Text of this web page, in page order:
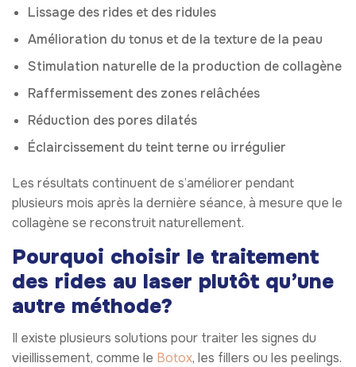
Lissage des rides et des ridules
Amélioration du tonus et de la texture de la peau
Stimulation naturelle de la production de collagène
Raffermissement des zones relâchées
Réduction des pores dilatés
Éclaircissement du teint terne ou irrégulier
Les résultats continuent de s’améliorer pendant
plusieurs mois après la dernière séance, à mesure que le
collagène se reconstruit naturellement.
Pourquoi choisir le traitement
des rides au laser plutôt qu’une
autre méthode?
Il existe plusieurs solutions pour traiter les signes du
vieillissement, comme le Botox, les fillers ou les peelings.